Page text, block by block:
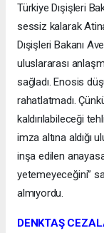
Türkiye Dışişleri
sessiz kalarak
Dışişleri Bakanı
uluslararası
sağladı. Enosis
rahatlatmadı.
kaldırılabileceği
imza altına aldığı
inşa edilen
yetemeyeceğini”
almıyordu.
DENKTAŞ